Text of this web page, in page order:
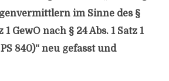
im Sinne des §
1 GewO nach § 24 Abs. 1 Satz 1
840)“ neu gefasst und